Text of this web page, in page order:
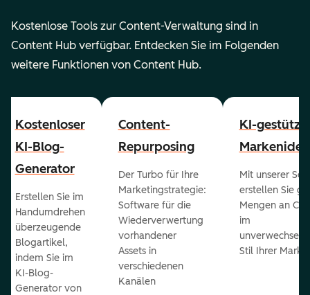
Kostenlose Tools zur Content-Verwaltung sind in
Content Hub verfügbar. Entdecken Sie im Folgenden
weitere Funktionen von Content Hub.
Kostenloser
KI-Blog-
Generator
Erstellen Sie im
Handumdrehen
überzeugende
Blogartikel,
indem Sie im
KI-Blog-
Generator von
Content-
Repurposing
Der Turbo für Ihre
Marketingstrategie:
Software für die
Wiederverwertung
vorhandener
Assets in
verschiedenen
Kanälen
KI-
Mit unserer
erstellen Sie
Mengen an
im
Stil Ihrer Marke.